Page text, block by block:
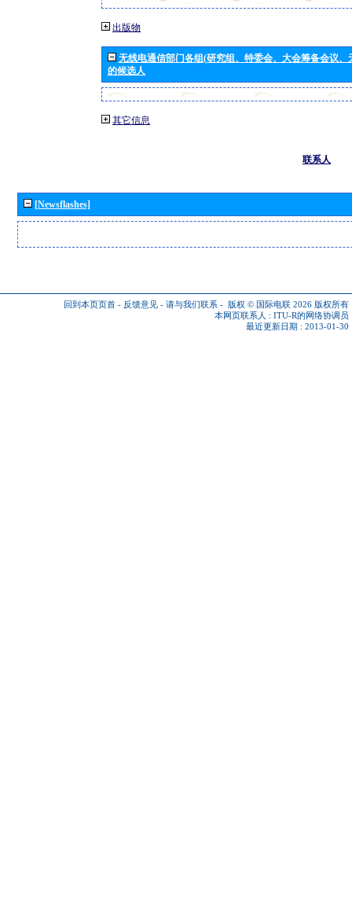
出版物
无线电通信部门各组(研究组、特委会、大会筹备会议
的候选人
其它信息
联系人
[Newsflashes]
回到本页页首 - 反馈意见 - 请与我们联系 - 版权 © 国际电联 2026 版权所有
本网页联系人 : ITU-R的网络协调员
最近更新日期 : 2013-01-30